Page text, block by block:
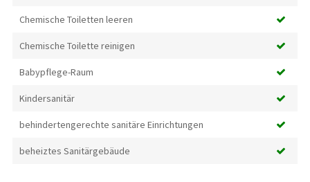
Chemische Toiletten leeren
Chemische Toilette reinigen
Babypflege-Raum
Kindersanitär
behindertengerechte sanitäre Einrichtungen
beheiztes Sanitärgebäude